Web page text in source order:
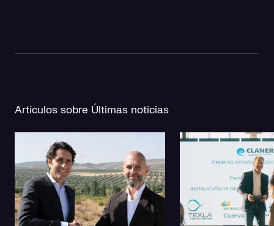
Artículos sobre Últimas noticias